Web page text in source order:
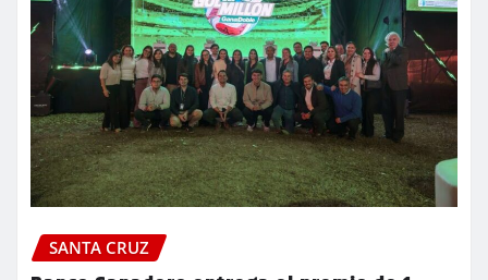
SANTA CRUZ